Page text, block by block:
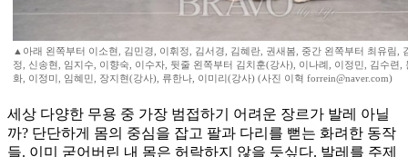
▲아래 왼쪽부터 이소현, 김민경, 이휘정, 김서경, 김혜란, 권새봄, 중간 왼쪽부터 최유림,
정, 신송현, 임지수, 이향숙, 이수자, 뒷줄 왼쪽부터 김치훈(강사), 이나례, 이정민, 김수련,
화, 이정미, 임혜민, 장지현(강사), 류한나, 이미리(강사) (사진 이혁 forrein@naver.com)
세상 다양한 무용 중 가장 범접하기 어려운 장르가 발레 아닐
까? 단단하게 몸의 중심을 잡고 팔과 다리를 뻗는 화려한 동작
들. 이미 굳어버린 내 몸은 허락하지 않을 듯싶다. 발레를 주제